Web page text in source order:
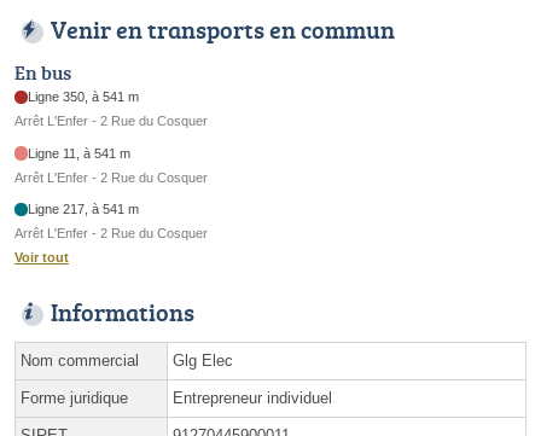
Venir en transports en commun
En bus
Ligne 350, à 541 m
Arrêt L'Enfer - 2 Rue du Cosquer
Ligne 11, à 541 m
Arrêt L'Enfer - 2 Rue du Cosquer
Ligne 217, à 541 m
Arrêt L'Enfer - 2 Rue du Cosquer
Voir tout
Informations
Nom commercial Glg Elec
Forme juridique Entrepreneur individuel